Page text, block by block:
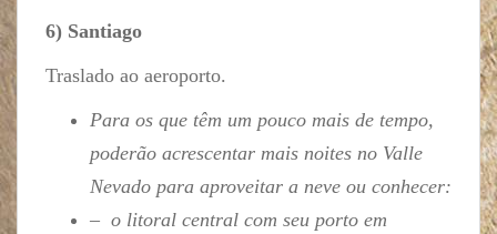
6) Santiago
Traslado ao aeroporto.
Para os que têm um pouco mais de tempo,
poderão acrescentar mais noites no Valle
Nevado para aproveitar a neve ou conhecer:
– o litoral central com seu porto em